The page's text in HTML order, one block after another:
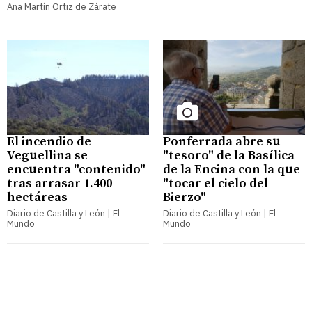
Ana Martín Ortiz de Zárate
El incendio de
Veguellina se
encuentra "contenido"
tras arrasar 1.400
hectáreas
Diario de Castilla y León | El
Mundo
Ponferrada abre su
"tesoro" de la Basílica
de la Encina con la que
"tocar el cielo del
Bierzo"
Diario de Castilla y León | El
Mundo